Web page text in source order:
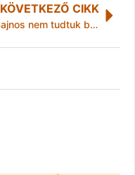
KÖVETKEZŐ CIKK
Sajnos nem tudtuk befejezni a Baranya Kupát